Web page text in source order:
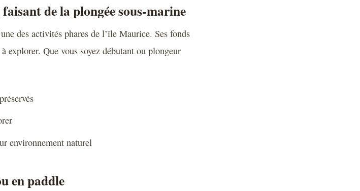
de la plongée sous-marine
des activités phares de l’île Maurice. Ses fonds
explorer. Que vous soyez débutant ou plongeur
environnement naturel
en paddle